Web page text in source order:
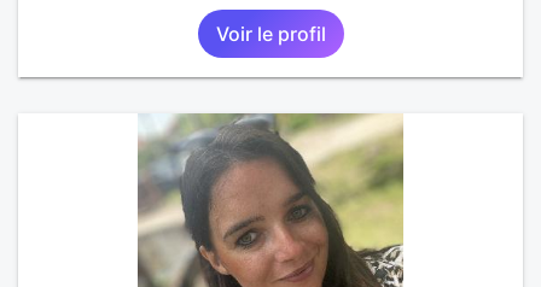
Voir le profil